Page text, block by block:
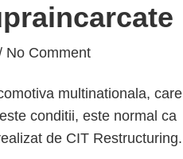
No Comment
multinationala, care
conditii, este normal ca
de CIT Restructuring.